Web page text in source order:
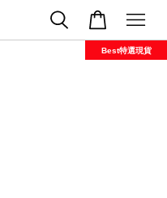
Best特選現貨